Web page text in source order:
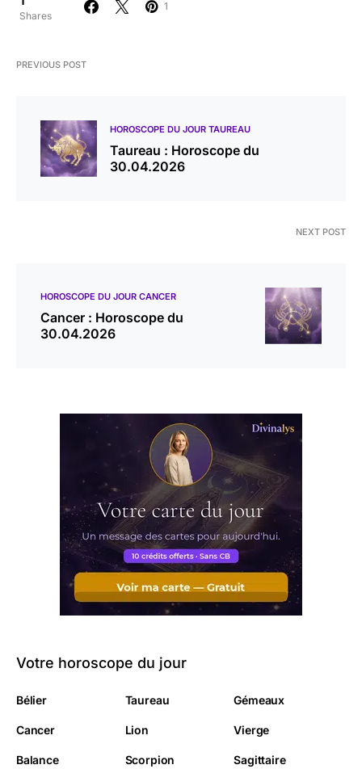
Shares
1
PREVIOUS POST
HOROSCOPE DU JOUR TAUREAU
Taureau : Horoscope du
30.04.2026
NEXT POST
HOROSCOPE DU JOUR CANCER
Cancer : Horoscope du
30.04.2026
Votre horoscope du jour
Bélier Taureau Gémeaux
Cancer Lion Vierge
Balance Scorpion Sagittaire